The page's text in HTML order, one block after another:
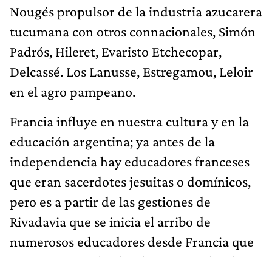
Nougés propulsor de la industria azucarera
tucumana con otros connacionales, Simón
Padrós, Hileret, Evaristo Etchecopar,
Delcassé. Los Lanusse, Estregamou, Leloir
en el agro pampeano.
Francia influye en nuestra cultura y en la
educación argentina; ya antes de la
independencia hay educadores franceses
que eran sacerdotes jesuitas o domínicos,
pero es a partir de las gestiones de
Rivadavia que se inicia el arribo de
numerosos educadores desde Francia que